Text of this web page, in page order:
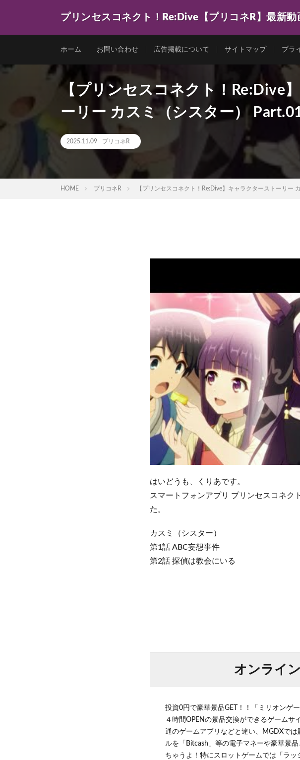
プリンセスコネクト！Re:Dive【プリコネR】最新動
ホーム お問い合わせ 広告掲載について サイトマップ プラ
【プリンセスコネクト！Re:Dive
ーリー カスミ（シスター）
2025.11.09 プリコネR
HOME プリコネR 【プリンセスコネクト！Re:Dive】キャラクターストーリー
はいどうも、くりあです。
スマートフォンアプリ プリンセスコネク
た。
カスミ（シスター）
第1話 ABC妄想事件
第2話 探偵は教会にいる
オンライ
投資0円で豪華景品GET！！「ミリオンゲ
４時間OPENの景品交換ができるゲームサ
通のゲームアプリなどと違い、MGDXでは
ルを「Bitcash」等の電子マネーや豪華景品
ちゃうよ！特にスロットゲームでは「ラッ